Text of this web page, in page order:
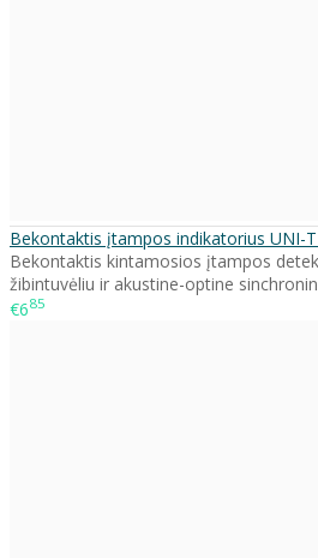
Bekontaktis įtampos indikatorius UNI-
Bekontaktis kintamosios įtampos
žibintuvėliu ir akustine-optine
€685